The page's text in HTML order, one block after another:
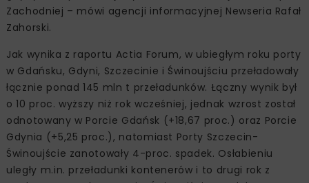
Zachodniej – mówi agencji informacyjnej Newseria Rafał
Zahorski.
Jak wynika z raportu Actia Forum, w ubiegłym roku porty
w Gdańsku, Gdyni, Szczecinie i Świnoujściu przeładowały
łącznie ponad 145 mln t przeładunków. Łączny wynik był
o 10 proc. wyższy niż rok wcześniej, jednak wzrost został
odnotowany w Porcie Gdańsk (+18,67 proc.) oraz Porcie
Gdynia (+5,25 proc.), natomiast Porty Szczecin-
Świnoujście zanotowały 4-proc. spadek. Osłabieniu
uległy m.in. przeładunki kontenerów i to drugi rok z